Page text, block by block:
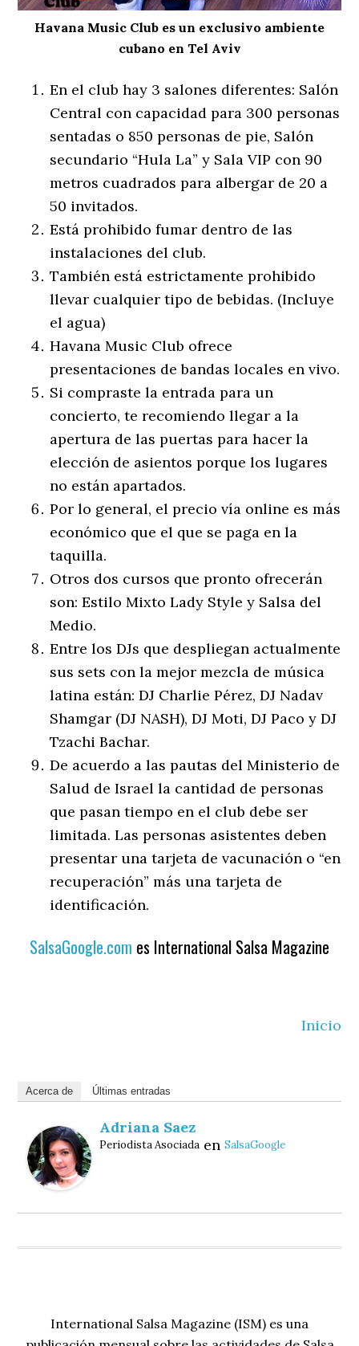
Havana Music Club es un exclusivo ambiente
cubano en Tel Aviv
En el club hay 3 salones diferentes: Salón
Central con capacidad para 300 personas
sentadas o 850 personas de pie, Salón
secundario “Hula La” y Sala VIP con 90
metros cuadrados para albergar de 20 a
50 invitados.
Está prohibido fumar dentro de las
instalaciones del club.
También está estrictamente prohibido
llevar cualquier tipo de bebidas. (Incluye
el agua)
Havana Music Club ofrece
presentaciones de bandas locales en vivo.
Si compraste la entrada para un
concierto, te recomiendo llegar a la
apertura de las puertas para hacer la
elección de asientos porque los lugares
no están apartados.
Por lo general, el precio vía online es más
económico que el que se paga en la
taquilla.
Otros dos cursos que pronto ofrecerán
son: Estilo Mixto Lady Style y Salsa del
Medio.
Entre los DJs que despliegan actualmente
sus sets con la mejor mezcla de música
latina están: DJ Charlie Pérez, DJ Nadav
Shamgar (DJ NASH), DJ Moti, DJ Paco y DJ
Tzachi Bachar.
De acuerdo a las pautas del Ministerio de
Salud de Israel la cantidad de personas
que pasan tiempo en el club debe ser
limitada. Las personas asistentes deben
presentar una tarjeta de vacunación o “en
recuperación” más una tarjeta de
identificación.
SalsaGoogle.com es International Salsa Magazine
Inicio
Acerca de Últimas entradas
Adriana Saez
Periodista Asociada enSalsaGoogle
International Salsa Magazine (ISM) es una